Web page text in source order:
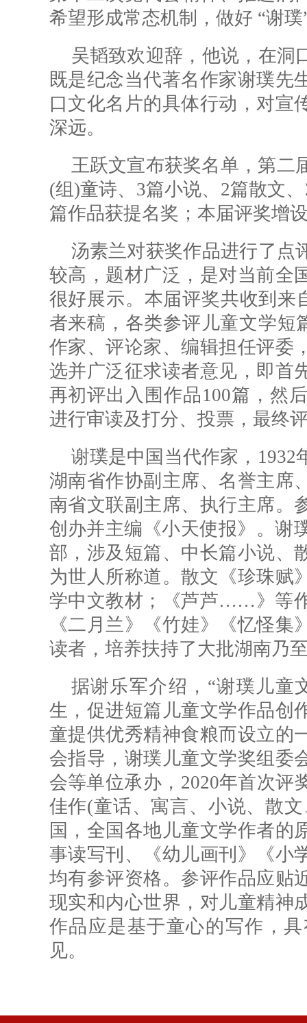
希望形成常态机制，做好 “谢
吴韬致欢迎辞，他说，在洞
既是纪念当代著名作家谢璞先
口文化名片的具体行动，对宣
深远。
王跃文宣布获奖名单，第二
(组)童诗、3篇小说、2篇散文
篇作品获提名奖；本届评奖增
汤素兰对获奖作品进行了点
较高，题材广泛，是对当前全
很好展示。本届评奖共收到来
者来稿，各类参评儿童文学短
作家、评论家、编辑担任评委
选并广泛征求读者意见，即首
再初评出入围作品100篇，然
进行审读及打分、投票，最终
谢璞是中国当代作家，1932
湖南省作协副主席、名誉主席
南省文联副主席、执行主席。
创办并主编《小天使报》。谢
部，涉及短篇、中长篇小说、
为世人所称道。散文《珍珠赋
学中文教材；《芦芦……》等
《二月兰》《竹娃》《忆怪
读者，培养扶持了大批湖南乃
据谢乐军介绍，“谢璞儿童
生，促进短篇儿童文学作品创
童提供优秀精神食粮而设立的
会指导，谢璞儿童文学奖组委
会等单位承办，2020年首次评
佳作(童话、寓言、小说、散
国，全国各地儿童文学作者的
事读写刊、《幼儿画刊》《小
均有参评资格。参评作品应贴
现实和内心世界，对儿童精神
作品应是基于童心的写作，
见。